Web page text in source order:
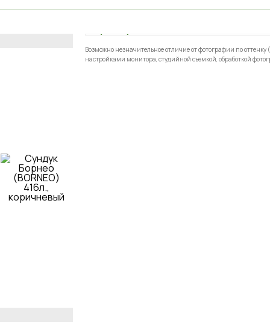
Возможно незначительное отличие от фотографии по
настройками монитора, студийной съемкой, обработкой